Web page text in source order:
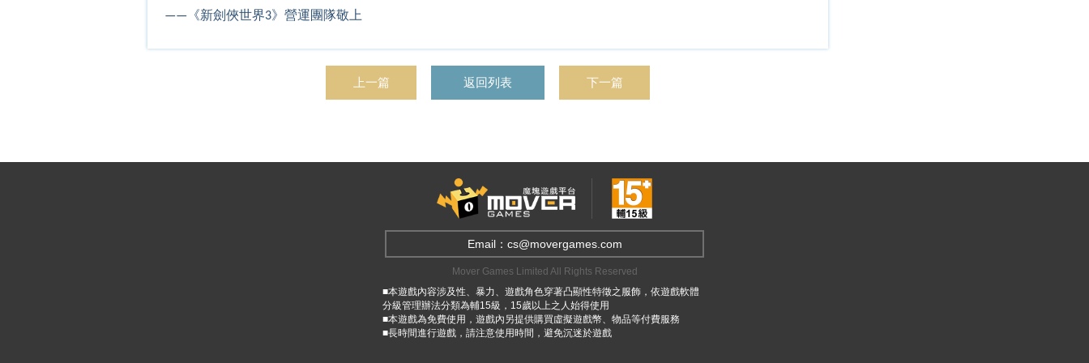
——《新劍俠世界3》營運團隊敬上
上一篇 返回列表 下一篇
Email：cs@movergames.com
Mover Games Limited All Rights Reserved
■本遊戲內容涉及性、暴力、遊戲角色穿著凸顯性特徵之服飾，依遊戲軟體
分級管理辦法分類為輔15級，15歲以上之人始得使用
■本遊戲為免費使用，遊戲內另提供購買虛擬遊戲幣、物品等付費服務
■長時間進行遊戲，請注意使用時間，避免沉迷於遊戲